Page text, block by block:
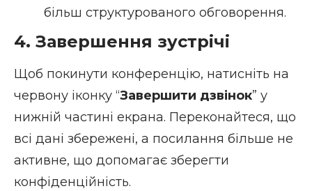
більш структурованого обговорення.
4. Завершення зустрічі
Щоб покинути конференцію, натисніть на
червону іконку “Завершити дзвінок” у
нижній частині екрана. Переконайтеся, що
всі дані збережені, а посилання більше не
активне, що допомагає зберегти
конфіденційність.